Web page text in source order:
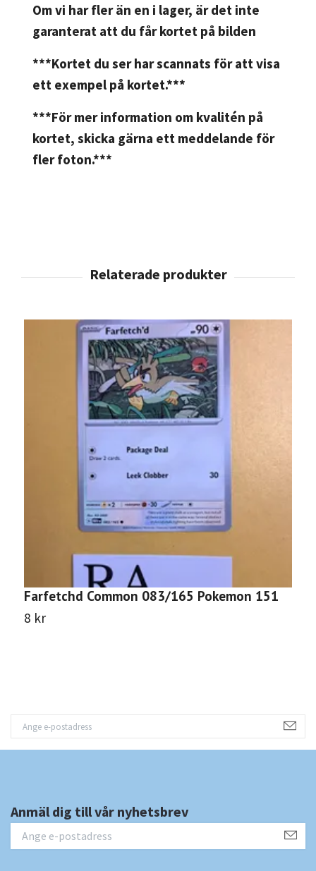
Om vi har fler än en i lager, är det inte
garanterat att du får kortet på bilden
***Kortet du ser har scannats för att visa
ett exempel på kortet.***
***För mer information om kvalitén på
kortet, skicka gärna ett meddelande för
fler foton.***
Farfetchd Common 083/165 Pokemon 151
8 kr
Anmäl dig till vår nyhetsbrev